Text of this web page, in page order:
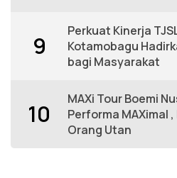
9
Perkuat Kinerja
Kotamobagu
bagi Masyarakat
10
MAXi Tour Boemi
Performa MAXimal
Orang Utan